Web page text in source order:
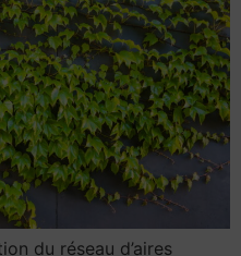
du réseau d’aires